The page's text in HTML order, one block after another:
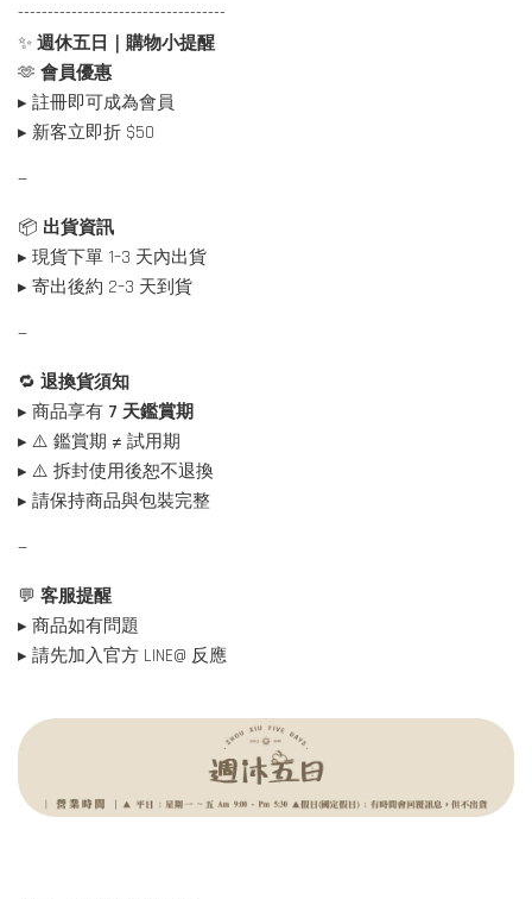
-----------------------------------
✨ 週休五日｜購物小提醒
🫶 會員優惠
▸ 註冊即可成為會員
▸ 新客立即折 $50
—
📦 出貨資訊
▸ 現貨下單 1–3 天內出貨
▸ 寄出後約 2–3 天到貨
—
🔁 退換貨須知
▸ 商品享有 7 天鑑賞期
▸ ⚠️ 鑑賞期 ≠ 試用期
▸ ⚠️ 拆封使用後恕不退換
▸ 請保持商品與包裝完整
—
💬 客服提醒
▸ 商品如有問題
▸ 請先加入官方 LINE@ 反應